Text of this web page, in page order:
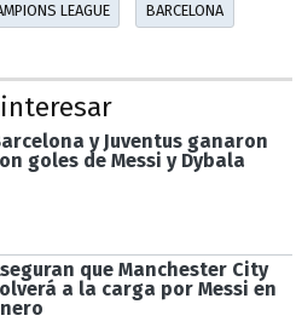
LEAGUE BARCELONA
y Juventus ganaron
goles de Messi y Dybala
que Manchester City
a la carga por Messi en